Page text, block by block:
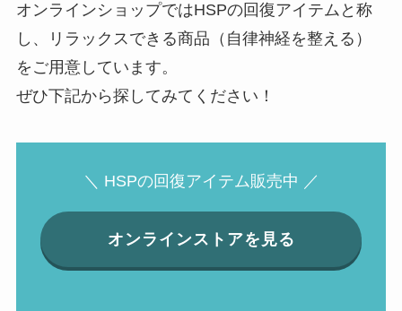
オンラインショップではHSPの回復アイテムと称
し、リラックスできる商品（自律神経を整える）
をご用意しています。
ぜひ下記から探してみてください！
＼ HSPの回復アイテム販売中 ／
オンラインストアを見る